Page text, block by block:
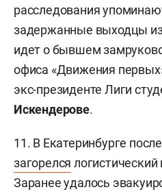
расследования
задержанные выходцы
идет о бывшем
офиса «Движения
экс-президенте Лиги
Искендерове.
11. В Екатеринбурге
загорелся
Заранее удалось